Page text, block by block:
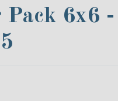
Pack 6x6 -